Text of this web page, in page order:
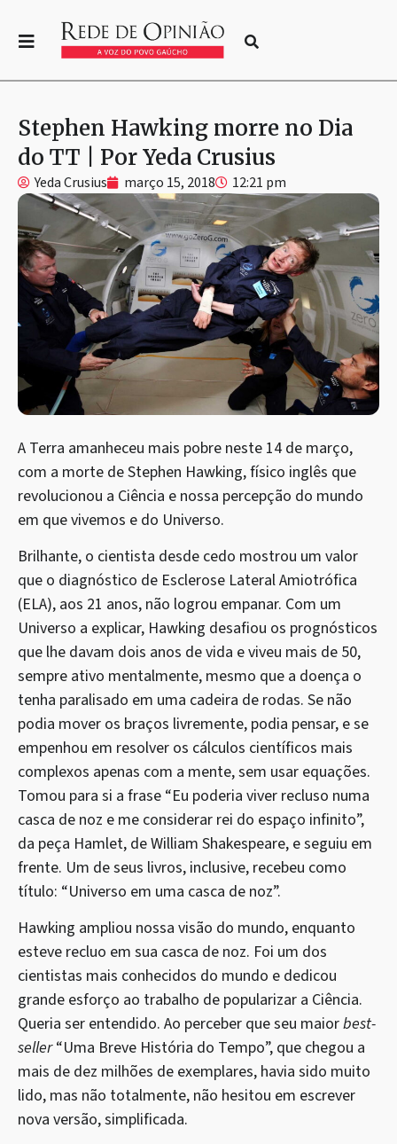
Stephen Hawking morre no Dia
do TT | Por Yeda Crusius
Yeda Crusius março 15, 2018 12:21 pm
A Terra amanheceu mais pobre neste 14 de março,
com a morte de Stephen Hawking, físico inglês que
revolucionou a Ciência e nossa percepção do mundo
em que vivemos e do Universo.
Brilhante, o cientista desde cedo mostrou um valor
que o diagnóstico de Esclerose Lateral Amiotrófica
(ELA), aos 21 anos, não logrou empanar. Com um
Universo a explicar, Hawking desafiou os prognósticos
que lhe davam dois anos de vida e viveu mais de 50,
sempre ativo mentalmente, mesmo que a doença o
tenha paralisado em uma cadeira de rodas. Se não
podia mover os braços livremente, podia pensar, e se
empenhou em resolver os cálculos científicos mais
complexos apenas com a mente, sem usar equações.
Tomou para si a frase “Eu poderia viver recluso numa
casca de noz e me considerar rei do espaço infinito”,
da peça Hamlet, de William Shakespeare, e seguiu em
frente. Um de seus livros, inclusive, recebeu como
título: “Universo em uma casca de noz”.
Hawking ampliou nossa visão do mundo, enquanto
esteve recluo em sua casca de noz. Foi um dos
cientistas mais conhecidos do mundo e dedicou
grande esforço ao trabalho de popularizar a Ciência.
Queria ser entendido. Ao perceber que seu maiorbest-
seller“Uma Breve História do Tempo”, que chegou a
mais de dez milhões de exemplares, havia sido muito
lido, mas não totalmente, não hesitou em escrever
nova versão, simplificada.